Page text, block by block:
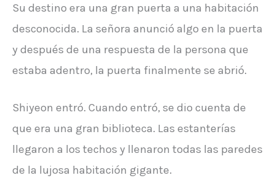
Su destino era una gran puerta a una habitación
desconocida. La señora anunció algo en la puerta
y después de una respuesta de la persona que
estaba adentro, la puerta finalmente se abrió.
Shiyeon entró. Cuando entró, se dio cuenta de
que era una gran biblioteca. Las estanterías
llegaron a los techos y llenaron todas las paredes
de la lujosa habitación gigante.